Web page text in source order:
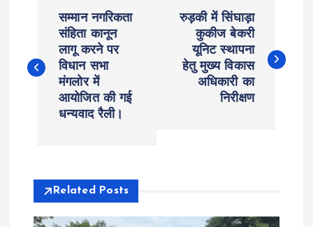
s
a
v
सम्मान नगरिकता
संहिता कानून
लागू करने पर
विधान सभा
मंगलोर में
आयोजित की गई
धन्यवाद रैली।
रुड़की में सिंघाड़ा
कुकीज बेकरी
यूनिट स्थापना
हेतु मुख्य विकास
अधिकारी का
निरीक्षण
Related Posts